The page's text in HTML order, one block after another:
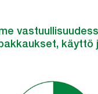
käyttö